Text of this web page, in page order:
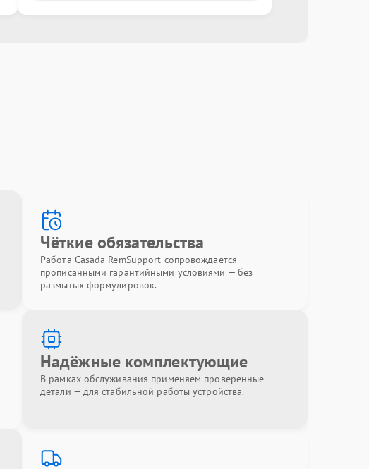
Чёткие обязательства
Работа Casada RemSupport сопровождается
прописанными гарантийными условиями — без
размытых формулировок.
Надёжные комплектующие
В рамках обслуживания применяем проверенные
детали — для стабильной работы устройства.